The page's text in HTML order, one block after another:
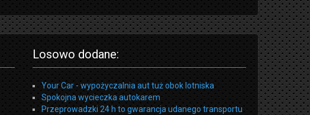
Losowo dodane:
Your Car - wypożyczalnia aut tuż obok lotniska
Spokojna wycieczka autokarem
Przeprowadzki 24 h to gwarancja udanego transportu